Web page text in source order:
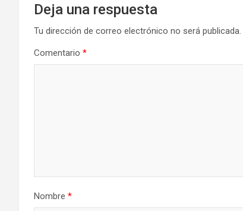
Deja una respuesta
Tu dirección de correo electrónico no será publicada.
Comentario *
Nombre *